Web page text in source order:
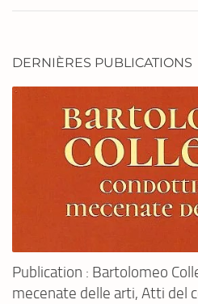
DERNIÈRES PUBLICATIONS
Publication : Bartolomeo
mecenate delle arti, Atti del